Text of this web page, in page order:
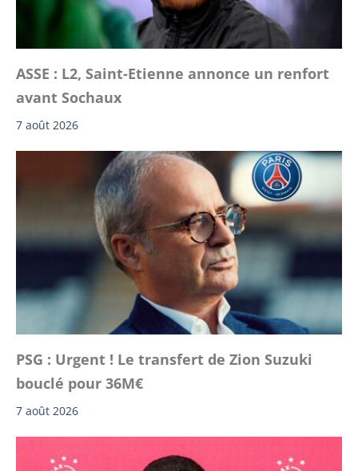
ASSE : L2, Saint-Etienne annonce un renfort
avant Sochaux
7 août 2026
PSG : Urgent ! Le transfert de Zion Suzuki
bouclé pour 36M€
7 août 2026